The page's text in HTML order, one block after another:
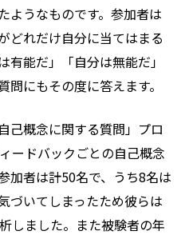
ようなものです。参加者は
どれだけ自分に当てはまる
有能だ」「自分は無能だ」
問にもその度に答えます。
己概念に関する質問」プロ
ードバックごとの自己概念
加者は計50名で、うち8名は
づいてしまったため彼らは
しました。また被験者の年